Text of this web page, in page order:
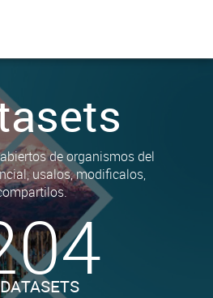
de organismos del
usalos, modificalos,
DATASETS